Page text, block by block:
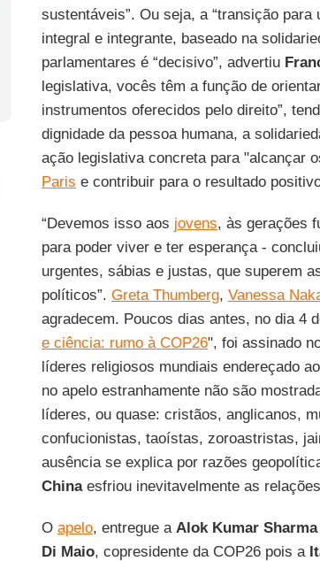
sustentáveis”. Ou seja, a “transição para
integral e integrante, baseado na
parlamentares é “decisivo”, advertiu
legislativa, vocês têm a função de
instrumentos oferecidos pelo direito”,
dignidade da pessoa humana, a
ação legislativa concreta para "alcançar
Paris e contribuir para o resultado
“Devemos isso aos jovens, às gerações
para poder viver e ter esperança -
urgentes, sábias e justas, que superem
políticos”. Greta Thumberg, Vanessa
agradecem. Poucos dias antes, no dia 4
e ciência: rumo à COP26", foi assinado
líderes religiosos mundiais endereçado
no apelo estranhamente não são
líderes, ou quase: cristãos, anglicanos,
confucionistas, taoístas, zoroastristas,
ausência se explica por razões
Chinaesfriou inevitavelmente as
O apelo, entregue a Alok Kumar Sharma
Di Maio, copresidente da COP26 pois a